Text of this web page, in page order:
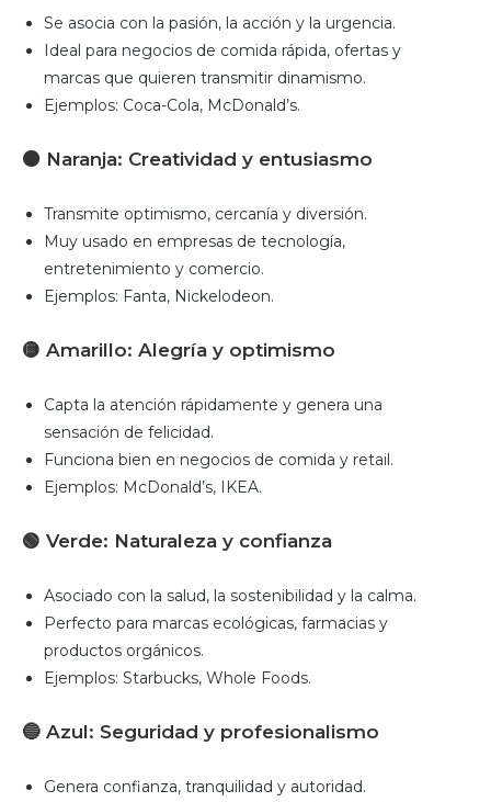
Se asocia con la pasión, la acción y la urgencia.
Ideal para negocios de comida rápida, ofertas y
marcas que quieren transmitir dinamismo.
Ejemplos: Coca-Cola, McDonald’s.
🟠 Naranja: Creatividad y entusiasmo
Transmite optimismo, cercanía y diversión.
Muy usado en empresas de tecnología,
entretenimiento y comercio.
Ejemplos: Fanta, Nickelodeon.
🟡 Amarillo: Alegría y optimismo
Capta la atención rápidamente y genera una
sensación de felicidad.
Funciona bien en negocios de comida y retail.
Ejemplos: McDonald’s, IKEA.
🟢 Verde: Naturaleza y confianza
Asociado con la salud, la sostenibilidad y la calma.
Perfecto para marcas ecológicas, farmacias y
productos orgánicos.
Ejemplos: Starbucks, Whole Foods.
🔵 Azul: Seguridad y profesionalismo
Genera confianza, tranquilidad y autoridad.